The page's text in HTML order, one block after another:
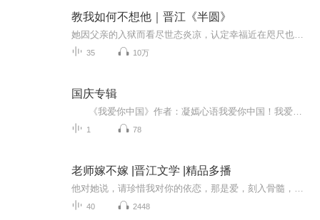
教我如何不想他｜晋江《半圆》
35 10万
国庆专辑
1 78
老师嫁不嫁 |晋江文学 |精品多播
40 2448